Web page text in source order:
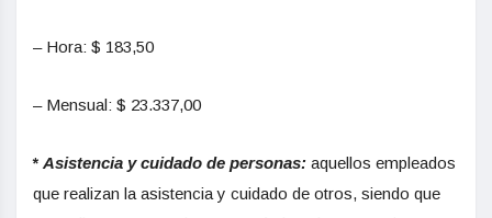
– Hora: $ 183,50
– Mensual: $ 23.337,00
* Asistencia y cuidado de personas: aquellos empleados
que realizan la asistencia y cuidado de otros, siendo que